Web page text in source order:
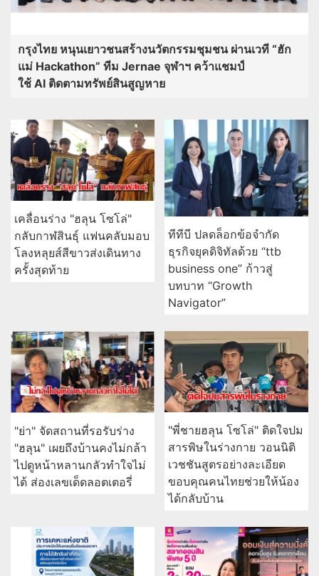
กรุงไทย หนุนเยาวชนสร้างนวัตกรรมชุมชน ผ่านเวที “ฮัก
แม่ Hackathon” ทีม Jernae จุฬาฯ คว้าแชมป์
ใช้ AI ติดตามทรัพย์สินสูญหาย
เคลื่อนร่าง "ฮลุน โซโล่"
กลับกาฬสินธุ์ แฟนคลับมอบ
โลงหลุยส์สีขาวส่งเดินทาง
ครั้งสุดท้าย
ทีทีบี ปลดล็อกข้อจำกัด
ธุรกิจยุคดิจิทัลด้วย “ttb
business one” ก้าวสู่
บทบาท “Growth
Navigator”
"ย่า" จัดสถานที่รอรับร่าง
"ฮลุน" เผยถึงบ้านคงไม่กล้า
ไปดูหน้าหลานกลัวทำใจไม่
ได้ ส่องเลขเด็ดลอตเตอรี่
"พี่ชายฮลุน โซโล่" ติดใจปม
สารพิษในร่างกาย วอนนิติ
เวชชันสูตรอย่างละเอียด
ขอบคุณคนไทยช่วยให้น้อง
ได้กลับบ้าน